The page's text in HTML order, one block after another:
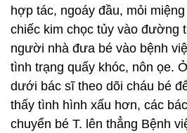
hợp tác, ngoáy đầu, mỏi
chiếc kim chọc tủy vào đường
người nhà đưa bé vào bệnh
tình trạng quấy khóc, nôn ọe.
dưới bác sĩ theo dõi cháu bé
thấy tình hình xấu hơn, các
chuyển bé T. lên thẳng Bệnh